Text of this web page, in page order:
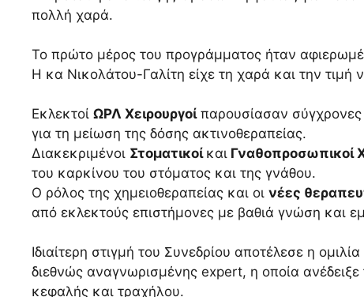
πολλή χαρά.
Το πρώτο μέρος του προγράμματος ήταν
Η κα Νικολάτου-Γαλίτη είχε τη χαρά και την τιμή
Εκλεκτοί ΩΡΛ Χειρουργοίπαρουσίασαν σύγχρονες
για τη μείωση της δόσης ακτινοθεραπείας.
Διακεκριμένοι Στοματικοί και Γναθοπροσωπικοί
του καρκίνου του στόματος και της γνάθου.
Ο ρόλος της χημειοθεραπείας και οι νέες
από εκλεκτούς επιστήμονες με βαθιά γνώση και
Ιδιαίτερη στιγμή του Συνεδρίου αποτέλεσε η
διεθνώς αναγνωρισμένης expert, η οποία
κεφαλής και τραχήλου.